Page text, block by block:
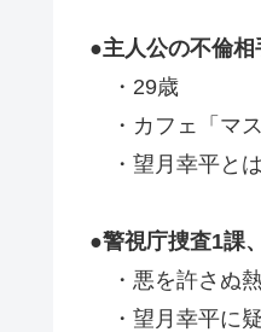
●主人公の不倫相
・29歳
・カフェ「マ
・望月幸平と
●警視庁捜査1課
・悪を許さぬ
・望月幸平に